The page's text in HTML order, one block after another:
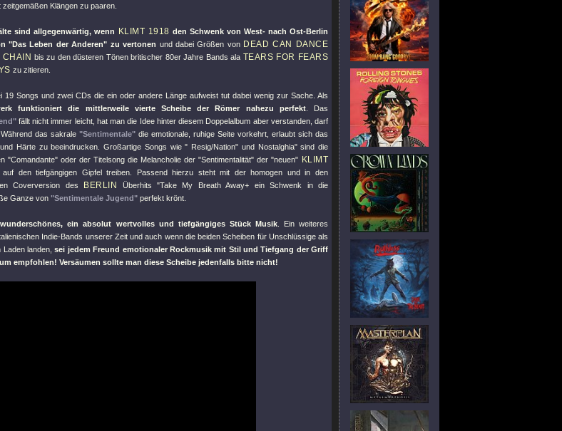
Klängen zu paaren.
sind allgegenwärtig, wenn KLIMT 1918 den Schwenk von West- nach Ost-Berlin
"Das Leben der Anderen" zu vertonen und dabei Größen von DEAD CAN DANCE
bis zu den düsteren Tönen britischer 80er Jahre Bands ala TEARS FOR FEARS
zu zitieren.
19 Songs und zwei CDs die ein oder andere Länge aufweist tut dabei wenig zur Sache. Als
funktioniert die mittlerweile vierte Scheibe der Römer nahezu perfekt. Das
fällt nicht immer leicht, hat man die Idee hinter diesem Doppelalbum aber verstanden, darf
das sakrale "Sentimentale" die emotionale, ruhige Seite vorkehrt, erlaubt sich das
Härte zu beeindrucken. Großartige Songs wie" Resig/Nation" und Nostalghia" sind die
"Comandante" oder der Titelsong die Melancholie der "Sentimentalität" der "neuen" KLIMT
den tiefgängigen Gipfel treiben. Passend hierzu steht mit der homogen und in den
Coverversion des
BERLIN Überhits "Take My Breath Away+ ein Schwenk in die
Ganze von "Sentimentale Jugend" perfekt krönt.
wunderschönes, ein absolut wertvolles und tiefgängiges Stück Musik. Ein weiteres
Indie-Bands unserer Zeit und auch wenn die beiden Scheiben für Unschlüssige als
Laden landen,sei jedem Freund emotionaler Rockmusik mit Stil und Tiefgang der Griff
empfohlen! Versäumen sollte man diese Scheibe jedenfalls bitte nicht!